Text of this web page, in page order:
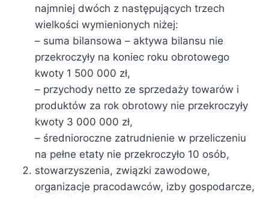
najmniej dwóch z następujących trzech
wielkości wymienionych niżej:
– suma bilansowa – aktywa bilansu nie
przekroczyły na koniec roku obrotowego
kwoty 1 500 000 zł,
– przychody netto ze sprzedaży towarów i
produktów za rok obrotowy nie przekroczyły
kwoty 3 000 000 zł,
– średnioroczne zatrudnienie w przeliczeniu
na pełne etaty nie przekroczyło 10 osób,
stowarzyszenia, związki zawodowe,
organizacje pracodawców, izby gospodarcze,